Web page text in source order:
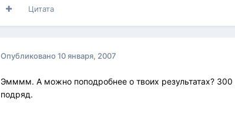
Цитата
Опубликовано10 января, 2007
Эмммм. А можно поподробнее о твоих результатах?
подряд.